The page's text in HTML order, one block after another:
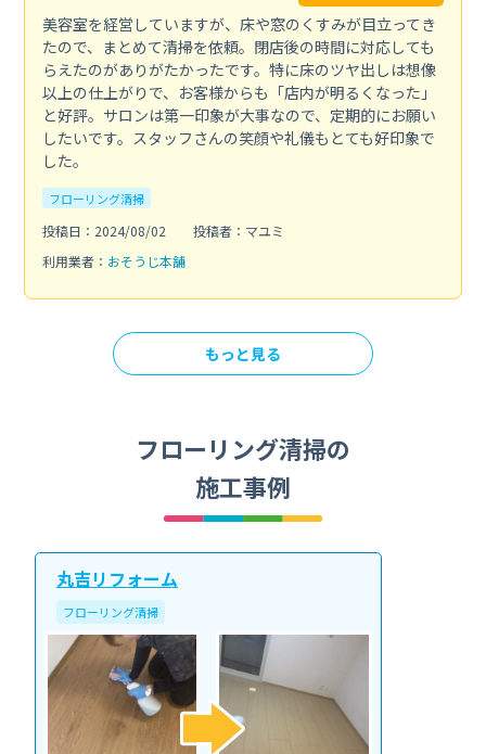
美容室を経営していますが、床や窓のくすみが目立ってき
たので、まとめて清掃を依頼。閉店後の時間に対応しても
らえたのがありがたかったです。特に床のツヤ出しは想像
以上の仕上がりで、お客様からも「店内が明るくなった」
と好評。サロンは第一印象が大事なので、定期的にお願い
したいです。スタッフさんの笑顔や礼儀もとても好印象で
した。
フローリング清掃
投稿日：2024/08/02
投稿者：マユミ
利用業者： おそうじ本舗
もっと見る
フローリング清掃の
施工事例
丸吉リフォーム
フローリング清掃